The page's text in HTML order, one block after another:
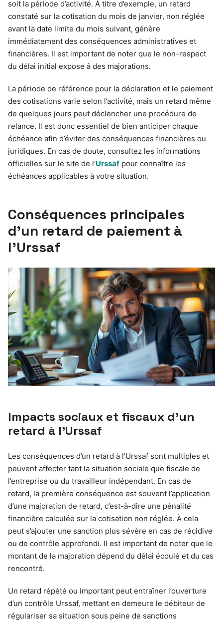
soit la période d’activité. À titre d’exemple, un retard
constaté sur la cotisation du mois de janvier, non réglée
avant la date limite du mois suivant, génère
immédiatement des conséquences administratives et
financières. Il est important de noter que le non-respect
du délai initial expose à des majorations.
La période de référence pour la déclaration et le paiement
des cotisations varie selon l’activité, mais un retard même
de quelques jours peut déclencher une procédure de
relance. Il est donc essentiel de bien anticiper chaque
échéance afin d’éviter des conséquences financières ou
juridiques. En cas de doute, consultez les informations
officielles sur le site de l’Urssaf pour connaître les
échéances applicables à votre situation.
Conséquences principales
d’un retard de paiement à
l’Urssaf
Impacts sociaux et fiscaux d’un
retard à l’Urssaf
Les conséquences d’un retard à l’Urssaf sont multiples et
peuvent affecter tant la situation sociale que fiscale de
l’entreprise ou du travailleur indépendant. En cas de
retard, la première conséquence est souvent l’application
d’une majoration de retard, c’est-à-dire une pénalité
financière calculée sur la cotisation non réglée. À cela
peut s’ajouter une sanction plus sévère en cas de récidive
ou de contrôle approfondi. Il est important de noter que le
montant de la majoration dépend du délai écoulé et du cas
rencontré.
Un retard répété ou important peut entraîner l’ouverture
d’un contrôle Urssaf, mettant en demeure le débiteur de
régulariser sa situation sous peine de sanctions